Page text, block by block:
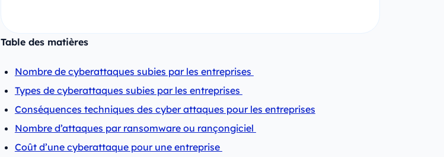
Table des matières
Nombre de cyberattaques subies par les entreprises
Types de cyberattaques subies par les entreprises
Conséquences techniques des cyber attaques pour les entreprises
Nombre d’attaques par ransomware ou rançongiciel
Coût d’une cyberattaque pour une entreprise